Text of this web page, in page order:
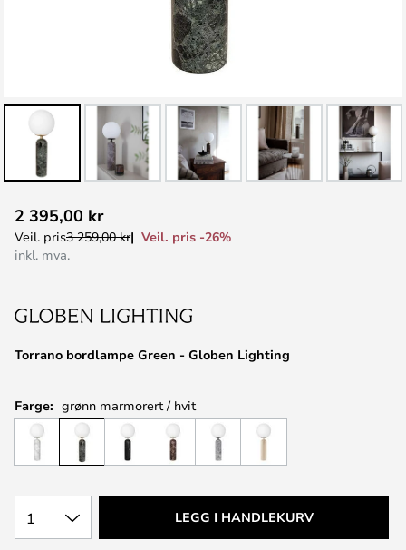
til
begynnelsen
Torrano bordlampe Green - Globen Lighting
2 395,00 kr
Veil. pris3 259,00 kr
Veil. pris -26%
inkl. mva.
Farge: grønn marmorert / hvit
1 LEGG I HANDLEKURV